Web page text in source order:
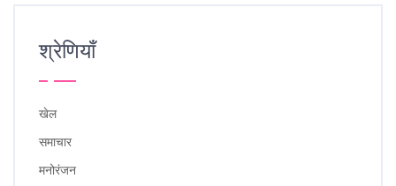
श्रेणियाँ
खेल
समाचार
मनोरंजन